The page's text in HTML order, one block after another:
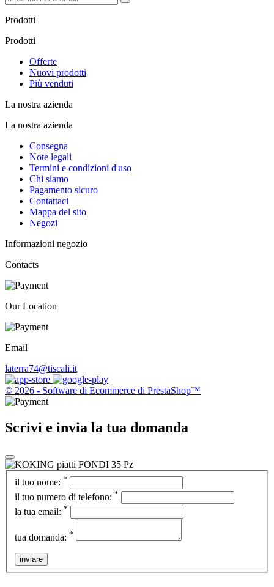
Prodotti
Prodotti
Offerte
Nuovi prodotti
Più venduti
La nostra azienda
La nostra azienda
Consegna
Note legali
Termini e condizioni d'uso
Chi siamo
Pagamento sicuro
Contattaci
Mappa del sito
Negozi
Informazioni negozio
Contacts
Our Location
Email
laterra74@tiscali.it
© 2026 - Software di Ecommerce di PrestaShop™
Scrivi e invia la tua domanda
il tuo nome: *
il tuo numero di telefono: *
la tua email: *
tua domanda: *
inviare